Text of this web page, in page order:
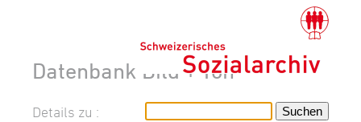
Datenbank Bild + Ton
Details zu :